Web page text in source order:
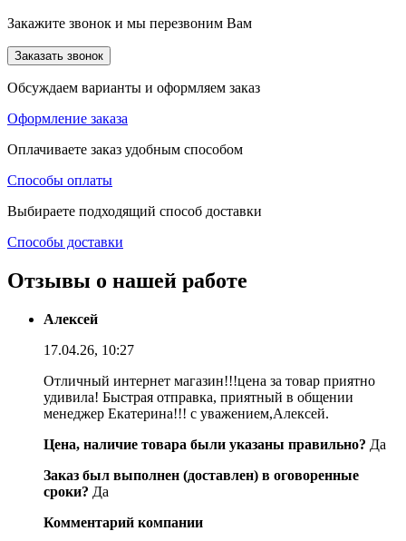
Закажите звонок и мы перезвоним Вам
Заказать звонок
Обсуждаем варианты и оформляем заказ
Оформление заказа
Оплачиваете заказ удобным способом
Способы оплаты
Выбираете подходящий способ доставки
Способы доставки
Отзывы о нашей работе
Алексей
17.04.26, 10:27
Отличный интернет магазин!!!цена за товар приятно
удивила! Быстрая отправка, приятный в общении
менеджер Екатерина!!! с уважением,Алексей.
Цена, наличие товара были указаны правильно? Да
Заказ был выполнен (доставлен) в оговоренные
сроки? Да
Комментарий компании